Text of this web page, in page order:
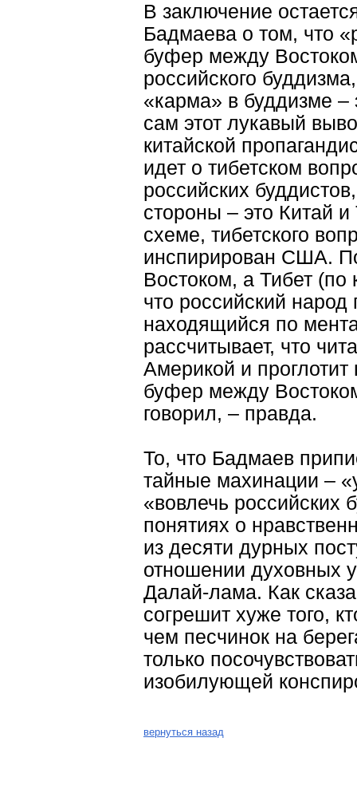
В заключение
Бадмаева о том, что
буфер между
российского
«карма» в буддизме –
сам этот лукавый
китайской
идет о тибетском
российских
стороны – это Китай и
схеме, тибетского
инспирирован США.
Востоком, а Тибет
что российский народ
находящийся по
рассчитывает, что
Америкой и
буфер между
говорил, – правда.
То, что Бадмаев
тайные махинации –
«вовлечь российских
понятиях о
из десяти дурных
отношении духовных
Далай-лама. Как
согрешит хуже того,
чем песчинок на
только
изобилующей
вернуться назад